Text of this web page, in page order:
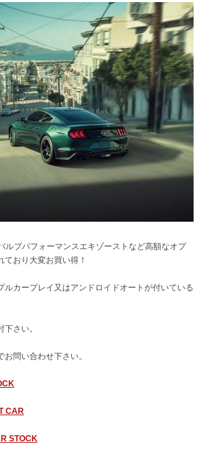
ルブパフォーマンスエキゾーストなど高額なオプ
おり大変お買い得！
カープレイ又はアンドロイドオートが付いている
さい。
問い合わせ下さい。
CAR
STOCK